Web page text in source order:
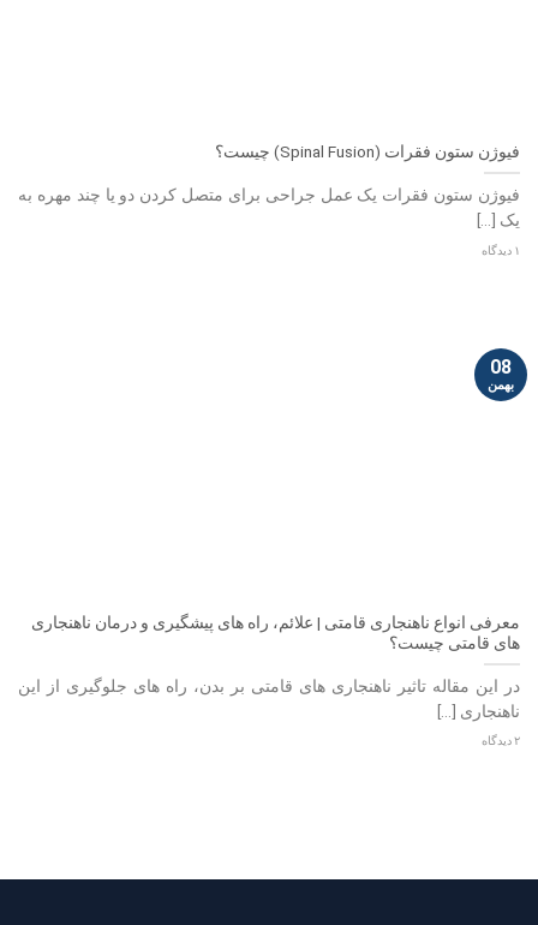
فیوژن ستون فقرات (Spinal Fusion) چیست؟
فیوژن ستون فقرات یک عمل جراحی برای متصل کردن دو یا چند مهره به
یک [...]
۱ دیدگاه
معرفی انواع ناهنجاری قامتی | علائم، راه های پیشگیری و درمان ناهنجاری
های قامتی چیست؟
در این مقاله تاثیر ناهنجاری های قامتی بر بدن، راه های جلوگیری از این
ناهنجاری [...]
۲ دیدگاه
08
بهمن